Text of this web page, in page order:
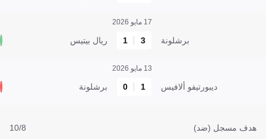
17 مايو 2026
برشلونة 3
1 ريال بيتيس
13 مايو 2026
ديبورتيفو ألافيس 1
0 برشلونة
هدف مسجل (ضد)
10/8